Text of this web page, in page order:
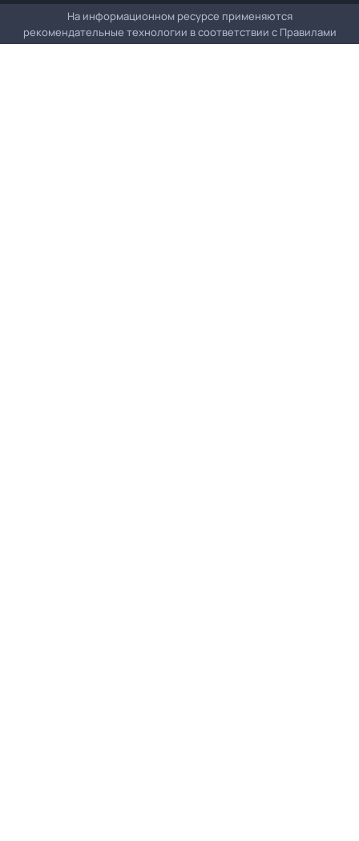
На информационном ресурсе применяются
рекомендательные технологии в соответствии с Правилами